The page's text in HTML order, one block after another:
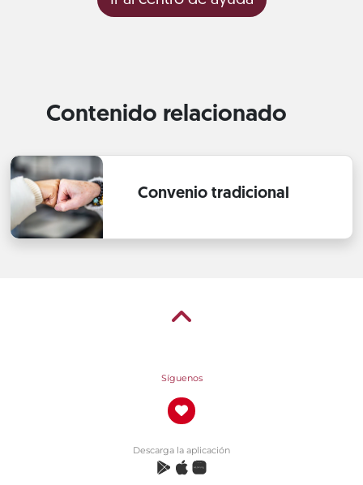
Contenido relacionado
Convenio tradicional
Síguenos
Descarga la aplicación